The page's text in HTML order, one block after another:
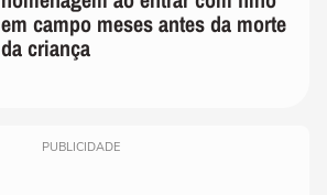
em campo meses antes da morte
da criança
PUBLICIDADE